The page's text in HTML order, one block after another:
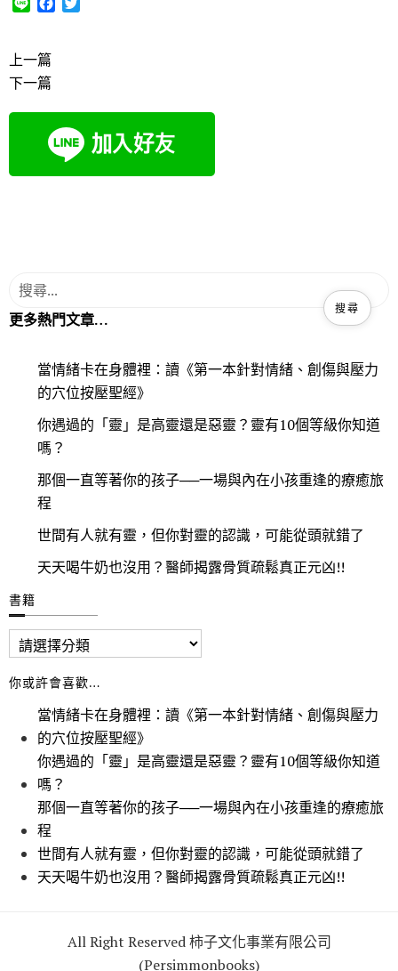
e
o
k
r
上一篇
下一篇
更多熱門文章…
當情緒卡在身體裡：讀《第一本針對情緒、創傷與壓力
的穴位按壓聖經》
你遇過的「靈」是高靈還是惡靈？靈有10個等級你知道
嗎？
那個一直等著你的孩子──一場與內在小孩重逢的療癒旅
程
世間有人就有靈，但你對靈的認識，可能從頭就錯了
天天喝牛奶也沒用？醫師揭露骨質疏鬆真正元凶!!
書籍
你或許會喜歡…
當情緒卡在身體裡：讀《第一本針對情緒、創傷與壓力
的穴位按壓聖經》
你遇過的「靈」是高靈還是惡靈？靈有10個等級你知道
嗎？
那個一直等著你的孩子──一場與內在小孩重逢的療癒旅
程
世間有人就有靈，但你對靈的認識，可能從頭就錯了
天天喝牛奶也沒用？醫師揭露骨質疏鬆真正元凶!!
All Right Reserved 柿子文化事業有限公司
(Persimmonbooks)